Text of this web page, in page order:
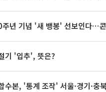
년 기념 '새 뱅봉' 선보인다⋯
기 '입추', 뜻은?
수본, '통계 조작' 서울·경기·충